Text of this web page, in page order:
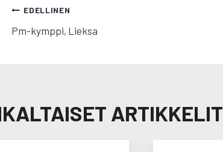
ARTIKKELIEN
SELAUS
EDELLINEN
Pm-kymppi, Lieksa
ARTIKKELIT